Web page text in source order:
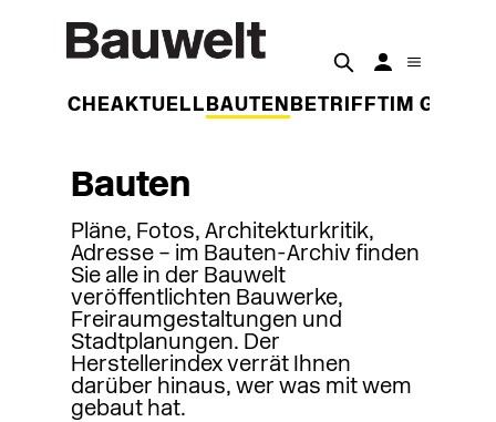
WOCHEAKTUELL BAUTEN BETRIFFT IM
Bauten
Pläne, Fotos, Architekturkritik,
Adresse – im Bauten-Archiv finden
Sie alle in der Bauwelt
veröffentlichten Bauwerke,
Freiraumgestaltungen und
Stadtplanungen. Der
Herstellerindex verrät Ihnen
darüber hinaus, wer was mit wem
gebaut hat.